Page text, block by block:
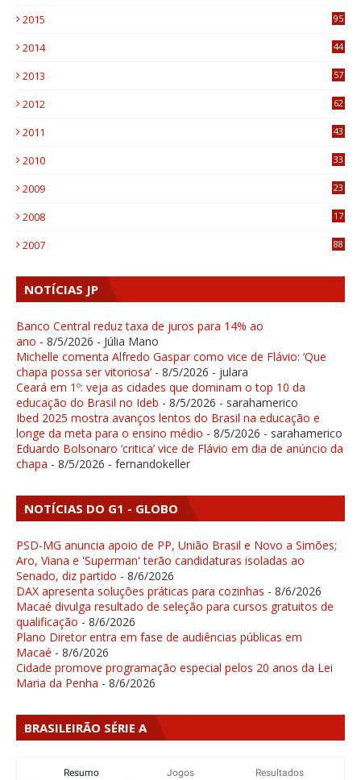
2015
95
2014
44
2013
57
2012
62
2011
43
2010
33
2009
23
2008
17
2007 88
NOTÍCIAS JP
Banco Central reduz taxa de juros para 14% ao
ano - 8/5/2026 - Júlia Mano
Michelle comenta Alfredo Gaspar como vice de Flávio: ‘Que
chapa possa ser vitoriosa’ - 8/5/2026 - julara
Ceará em 1º: veja as cidades que dominam o top 10 da
educação do Brasil no Ideb - 8/5/2026 - sarahamerico
Ibed 2025 mostra avanços lentos do Brasil na educação e
longe da meta para o ensino médio - 8/5/2026 - sarahamerico
Eduardo Bolsonaro ‘critica’ vice de Flávio em dia de anúncio da
chapa - 8/5/2026 - fernandokeller
NOTÍCIAS DO G1 - GLOBO
PSD-MG anuncia apoio de PP, União Brasil e Novo a Simões;
Aro, Viana e 'Superman' terão candidaturas isoladas ao
Senado, diz partido - 8/6/2026
DAX apresenta soluções práticas para cozinhas - 8/6/2026
Macaé divulga resultado de seleção para cursos gratuitos de
qualificação - 8/6/2026
Plano Diretor entra em fase de audiências públicas em
Macaé - 8/6/2026
Cidade promove programação especial pelos 20 anos da Lei
Maria da Penha - 8/6/2026
BRASILEIRÃO SÉRIE A
Resumo Jogos Resultados